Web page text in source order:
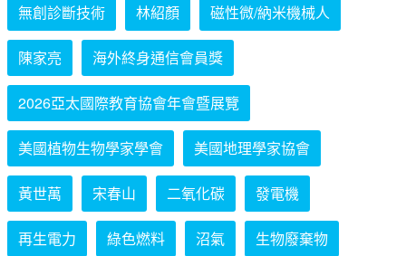
無創診斷技術 林紹顏 磁性微/納米機械人
陳家亮 海外終身通信會員獎
2026亞太國際教育協會年會暨展覽
美國植物生物學家學會 美國地理學家協會
黃世萬 宋春山 二氧化碳 發電機
再生電力 綠色燃料 沼氣 生物廢棄物